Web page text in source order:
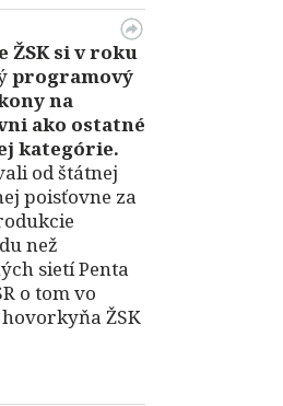
ŽSK si v roku
programový
na
ako ostatné
kategórie.
od štátnej
poisťovne za
než
sietí Penta
o tom vo
ŽSK